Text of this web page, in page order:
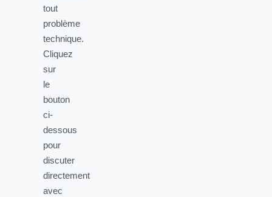
tout
problème
technique.
Cliquez
sur
le
bouton
ci-
dessous
pour
discuter
directement
avec